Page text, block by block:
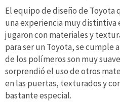
El equipo de diseño de Toyota
una experiencia muy
jugaron con materiales y
para ser un Toyota, se cumple
de los polímeros son muy
sorprendió el uso de otros
en las puertas, texturados y
bastante especial.